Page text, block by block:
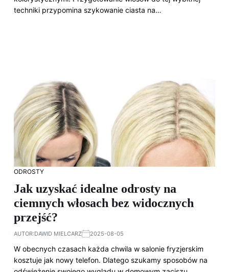
techniki przypomina szykowanie ciasta na…
ODROSTY
Jak uzyskać idealne odrosty na
ciemnych włosach bez widocznych
przejść?
AUTOR:DAWID MIELCARZ 2025-08-05
W obecnych czasach każda chwila w salonie fryzjerskim
kosztuje jak nowy telefon. Dlatego szukamy sposobów na